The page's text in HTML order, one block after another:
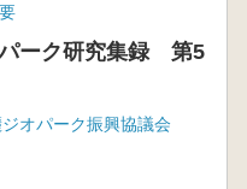
ーク研究集録 第5
オパーク振興協議会